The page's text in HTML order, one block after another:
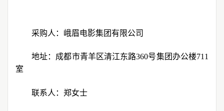
采购人：峨眉电影集团有限公司
地址：成都市青羊区清江东路360号集团办公楼711
室
联系人：郑女士